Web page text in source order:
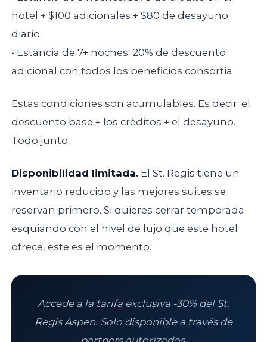
hotel + $100 adicionales + $80 de desayuno
diario
• Estancia de 7+ noches: 20% de descuento
adicional con todos los beneficios consortia
Estas condiciones son acumulables. Es decir: el
descuento base + los créditos + el desayuno.
Todo junto.
Disponibilidad limitada. El St. Regis tiene un
inventario reducido y las mejores suites se
reservan primero. Si quieres cerrar temporada
esquiando con el nivel de lujo que este hotel
ofrece, este es el momento.
Accede a la tarifa exclusiva -30% del St.
Regis Aspen. Solo disponible a través de